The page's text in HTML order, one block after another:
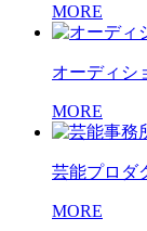
MORE
オーディシ
MORE
芸能プロダ
MORE